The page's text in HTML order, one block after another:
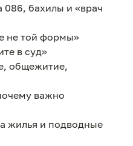
086, бахилы и «врач
не той формы»
в суд»
общежитие,
важно
жилья и подводные